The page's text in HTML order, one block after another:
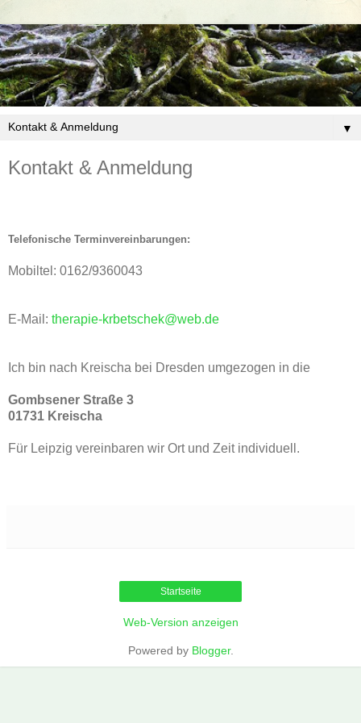
▼
Kontakt & Anmeldung
Telefonische Terminvereinbarungen:
Mobiltel: 0162/9360043
E-Mail: therapie-krbetschek@web.de
Ich bin nach Kreischa bei Dresden umgezogen in die
Gombsener Straße 3
01731 Kreischa
Für Leipzig vereinbaren wir Ort und Zeit individuell.
Startseite
Web-Version anzeigen
Powered by Blogger.